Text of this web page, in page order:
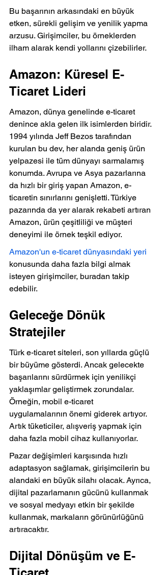
Bu başarının arkasındaki en büyük
etken, sürekli gelişim ve yenilik yapma
arzusu. Girişimciler, bu örneklerden
ilham alarak kendi yollarını çizebilirler.
Amazon: Küresel E-
Ticaret Lideri
Amazon, dünya genelinde e-ticaret
denince akla gelen ilk isimlerden biridir.
1994 yılında Jeff Bezos tarafından
kurulan bu dev, her alanda geniş ürün
yelpazesi ile tüm dünyayı sarmalamış
konumda. Avrupa ve Asya pazarlarına
da hızlı bir giriş yapan Amazon, e-
ticaretin sınırlarını genişletti. Türkiye
pazarında da yer alarak rekabeti artıran
Amazon, ürün çeşitliliği ve müşteri
deneyimi ile örnek teşkil ediyor.
Amazon'un e-ticaret dünyasındaki yeri
konusunda daha fazla bilgi almak
isteyen girişimciler, buradan takip
edebilir.
Geleceğe Dönük
Stratejiler
Türk e-ticaret siteleri, son yıllarda güçlü
bir büyüme gösterdi. Ancak gelecekte
başarılarını sürdürmek için yenilikçi
yaklaşımlar geliştirmek zorundalar.
Örneğin, mobil e-ticaret
uygulamalarının önemi giderek artıyor.
Artık tüketiciler, alışveriş yapmak için
daha fazla mobil cihaz kullanıyorlar.
Pazar değişimleri karşısında hızlı
adaptasyon sağlamak, girişimcilerin bu
alandaki en büyük silahı olacak. Ayrıca,
dijital pazarlamanın gücünü kullanmak
ve sosyal medyayı etkin bir şekilde
kullanmak, markaların görünürlüğünü
artıracaktır.
Dijital Dönüşüm ve E-